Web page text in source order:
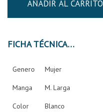
AÑADIR AL CARRITO
FICHA TÉCNICA
Genero Mujer
Manga M. Larga
Color Blanco